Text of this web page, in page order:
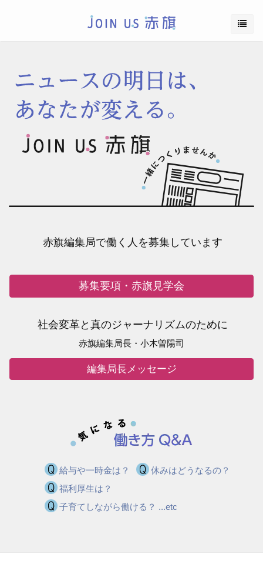
赤旗編集局で働く人を募集しています
募集要項・赤旗見学会
社会変革と真のジャーナリズムのために
赤旗編集局長・小木曽陽司
編集局長メッセージ
給与や一時金は？
休みはどうなるの？
福利厚生は？
子育てしながら働ける？ ...etc